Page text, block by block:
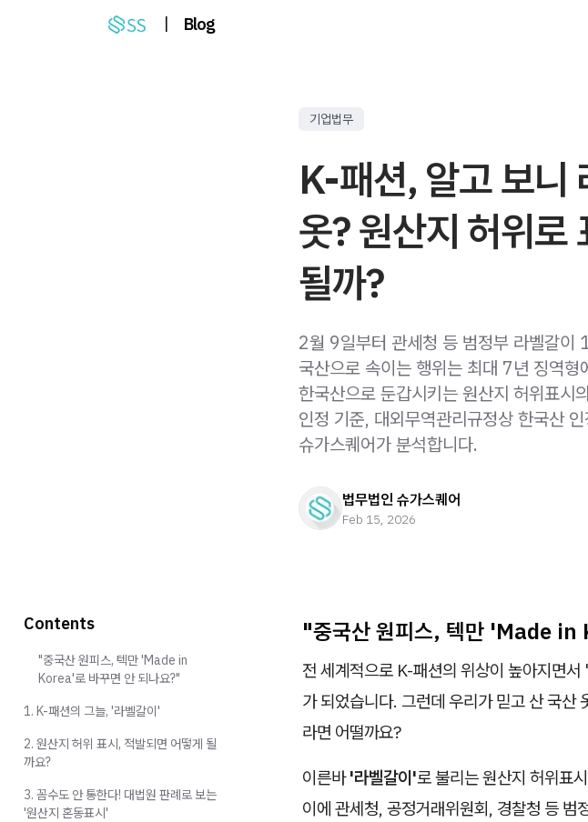
| Blog
기업법무
K-패션, 알고 보니
옷? 원산지 허위로
될까?
2월 9일부터 관세청 등 범정부 라벨갈이
국산으로 속이는 행위는 최대 7년 징역
한국산으로 둔갑시키는 원산지 허위표
인정 기준, 대외무역관리규정상 한국산
슈가스퀘어가 분석합니다.
법무법인 슈가스퀘어
Feb 15, 2026
"중국산 원피스, 텍만 'Made in
전 세계적으로 K-패션의 위상이 높아지면
가 되었습니다. 그런데 우리가 믿고 산 국산
라면 어떨까요?
이른바'라벨갈이'로 불리는 원산지 허위표
이에 관세청, 공정거래위원회, 경찰청 등 범
Contents
"중국산 원피스, 텍만 'Made in
Korea'로 바꾸면 안 되나요?"
1. K-패션의 그늘, '라벨갈이'
2. 원산지 허위 표시, 적발되면 어떻게 될
까요?
3. 꼼수도 안 통한다! 대법원 판례로 보는
'원산지 혼동표시'